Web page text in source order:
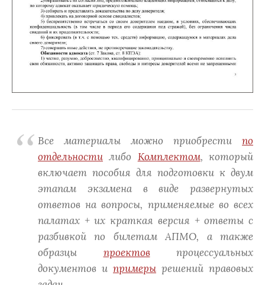
Все материалы можно приобрести по
отдельности либо Комплектом, который
включает пособия для подготовки к двум
этапам экзамена в виде развернутых
ответов на вопросы, применяемые во всех
палатах + их краткая версия + ответы с
разбивкой по билетам АПМО, а также
образцы проектовпроцессуальных
документов и примеры решений правовых